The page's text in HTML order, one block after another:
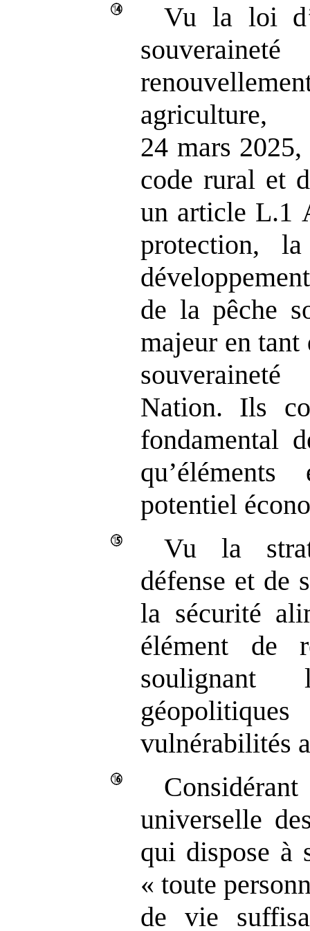
Vu la loi
24 mars
code rural et
un article L.1
protection,
de la pêche
majeur en tant
Nation. Ils
fondamental
potentiel
Vu la
défense et de
la sécurité
élément de
soulignant
vulnérabilités
universelle
qui dispose à
« toute
de vie